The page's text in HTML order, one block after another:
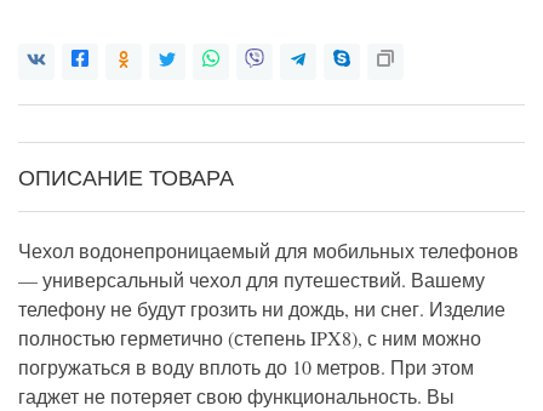
ОПИСАНИЕ ТОВАРА
Чехол водонепроницаемый для мобильных телефонов
— универсальный чехол для путешествий. Вашему
телефону не будут грозить ни дождь, ни снег. Изделие
полностью герметично (степень IPX8), с ним можно
погружаться в воду вплоть до 10 метров. При этом
гаджет не потеряет свою функциональность. Вы